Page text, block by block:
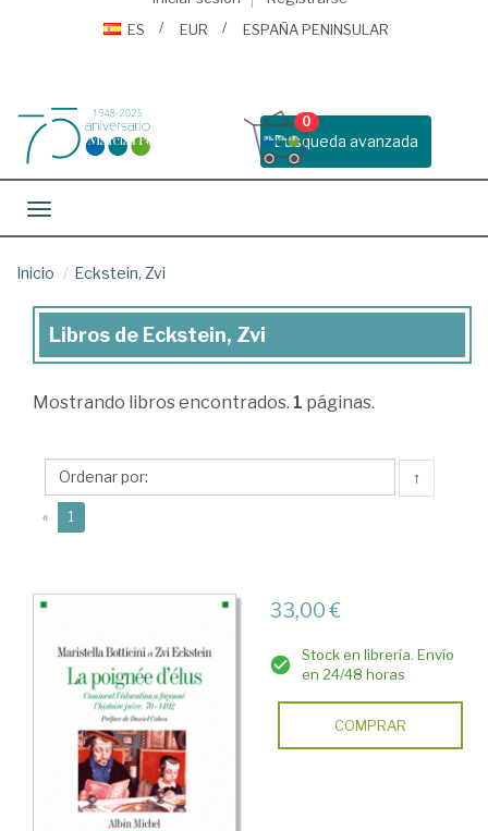
ES
EUR ESPAÑA PENINSULAR
Busqueda avanzada
0
Toggle navigation
Inicio Eckstein, Zvi
Libros
Eckstein,
Libros de Eckstein, Zvi
Mostrando libros encontrados. 1 páginas.
↑
« 1
33,00 €
Stock en librería. Envío
en 24/48 horas
COMPRAR